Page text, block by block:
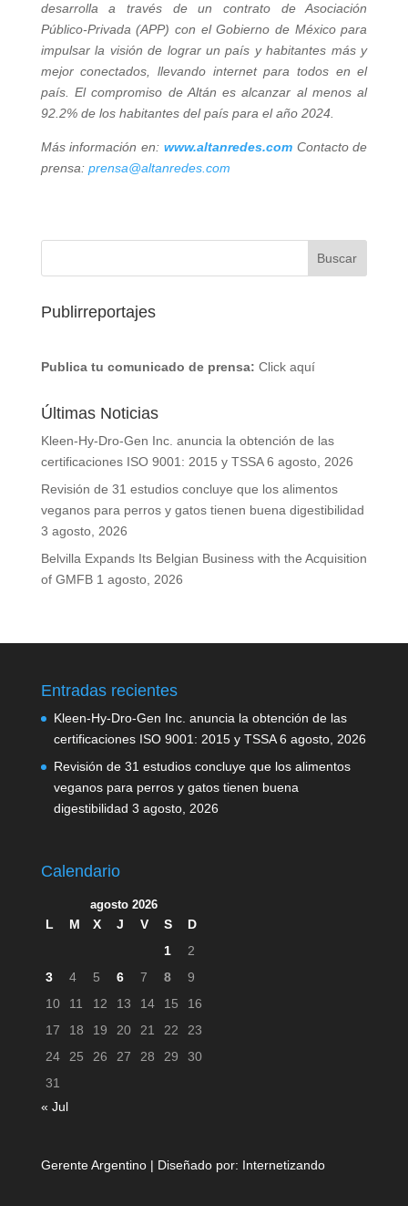
desarrolla a través de un contrato de Asociación
Público-Privada (APP) con el Gobierno de México para
impulsar la visión de lograr un país y habitantes más y
mejor conectados, llevando internet para todos en el
país. El compromiso de Altán es alcanzar al menos al
92.2% de los habitantes del país para el año 2024.
Más información en: www.altanredes.comContacto de
prensa: prensa@altanredes.com
Publirreportajes
Publica tu comunicado de prensa: Click aquí
Últimas Noticias
Kleen-Hy-Dro-Gen Inc. anuncia la obtención de las
certificaciones ISO 9001: 2015 y TSSA 6 agosto, 2026
Revisión de 31 estudios concluye que los alimentos
veganos para perros y gatos tienen buena digestibilidad
3 agosto, 2026
Belvilla Expands Its Belgian Business with the Acquisition
of GMFB 1 agosto, 2026
Entradas recientes
Kleen-Hy-Dro-Gen Inc. anuncia la obtención de las
certificaciones ISO 9001: 2015 y TSSA 6 agosto, 2026
Revisión de 31 estudios concluye que los alimentos
veganos para perros y gatos tienen buena
digestibilidad 3 agosto, 2026
Calendario
agosto 2026
L M X J V S
D
1
2
3
4 5 6 7 8
9
10
11 12 13 14 15
16
17
18 19 20 21 22
23
24
25 26 27 28 29
30
31
« Jul
Gerente Argentino | Diseñado por: Internetizando